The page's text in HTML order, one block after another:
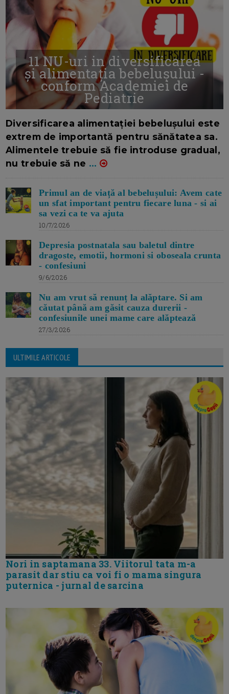
11 NU-uri in diversificarea
și alimentația bebelușului -
conform Academiei de
Pediatrie
Diversificarea alimentației bebelușului este
extrem de importantă pentru sănătatea sa.
Alimentele trebuie să fie introduse gradual,
nu trebuie să ne ...
Primul an de viață al bebelușului: Avem cate
un sfat important pentru fiecare luna - si ai
sa vezi ca te va ajuta
10/7/2026
Depresia postnatala sau baletul dintre
dragoste, emotii, hormoni si oboseala crunta
- confesiuni
9/6/2026
Nu am vrut să renunț la alăptare. Si am
căutat până am găsit cauza durerii -
confesiunile unei mame care alăptează
27/3/2026
ULTIMILE ARTICOLE
Nori in saptamana 33. Viitorul tata m-a
parasit dar stiu ca voi fi o mama singura
puternica - jurnal de sarcina